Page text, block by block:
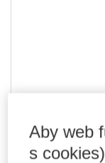
E-kniha
V prodeji -
Co je Smarteca?
Aby web
s cookies)